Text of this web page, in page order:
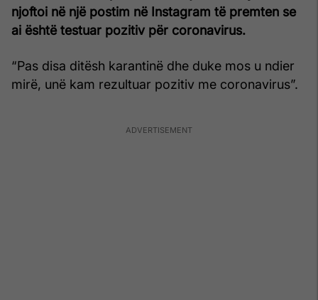
njoftoi në një postim në Instagram të premten se
ai është testuar pozitiv për coronavirus.
“Pas disa ditësh karantinë dhe duke mos u ndier
mirë, unë kam rezultuar pozitiv me coronavirus”.